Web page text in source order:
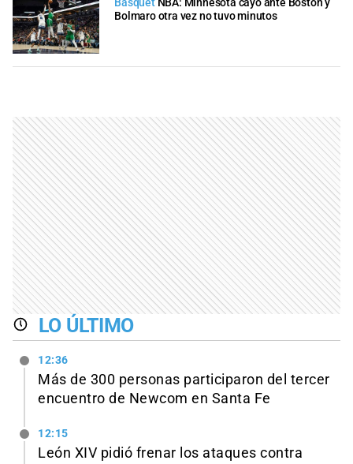
Básquet NBA: Minnesota cayó ante Boston y
Bolmaro otra vez no tuvo minutos
LO ÚLTIMO
12:36
Más de 300 personas participaron del tercer
encuentro de Newcom en Santa Fe
12:15
León XIV pidió frenar los ataques contra